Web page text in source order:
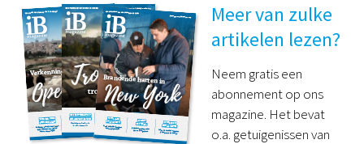
Meer van zulke
artikelen lezen?
Neem gratis een
abonnement op ons
magazine. Het bevat
o.a. getuigenissen van